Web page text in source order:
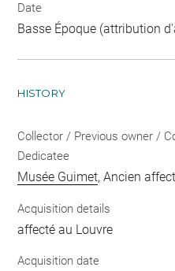
Date
Basse Époque (attribution
HISTORY
Collector / Previous owner /
Dedicatee
Musée Guimet, Ancien
Acquisition details
affecté au Louvre
Acquisition date